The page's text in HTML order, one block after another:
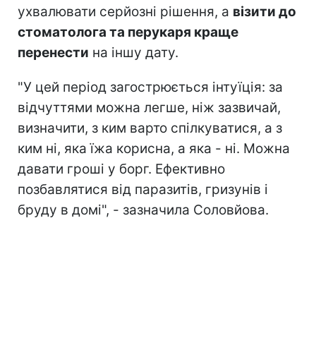
ухвалювати серйозні рішення, а візити до
стоматолога та перукаря краще
перенести на іншу дату.
"У цей період загострюється інтуїція: за
відчуттями можна легше, ніж зазвичай,
визначити, з ким варто спілкуватися, а з
ким ні, яка їжа корисна, а яка - ні. Можна
давати гроші у борг. Ефективно
позбавлятися від паразитів, гризунів і
бруду в домі", - зазначила Соловйова.